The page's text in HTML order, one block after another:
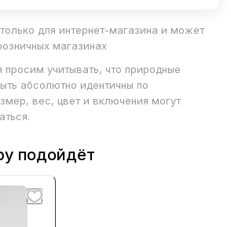
для интернет-магазина и может
магазинах
просим учитывать, что природные
абсолютно идентичны по
вес, цвет и включения могут
подойдёт